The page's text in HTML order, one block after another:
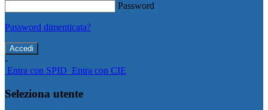
Password
Password dimenticata?
-
Entra con SPID Entra con CIE
Seleziona utente